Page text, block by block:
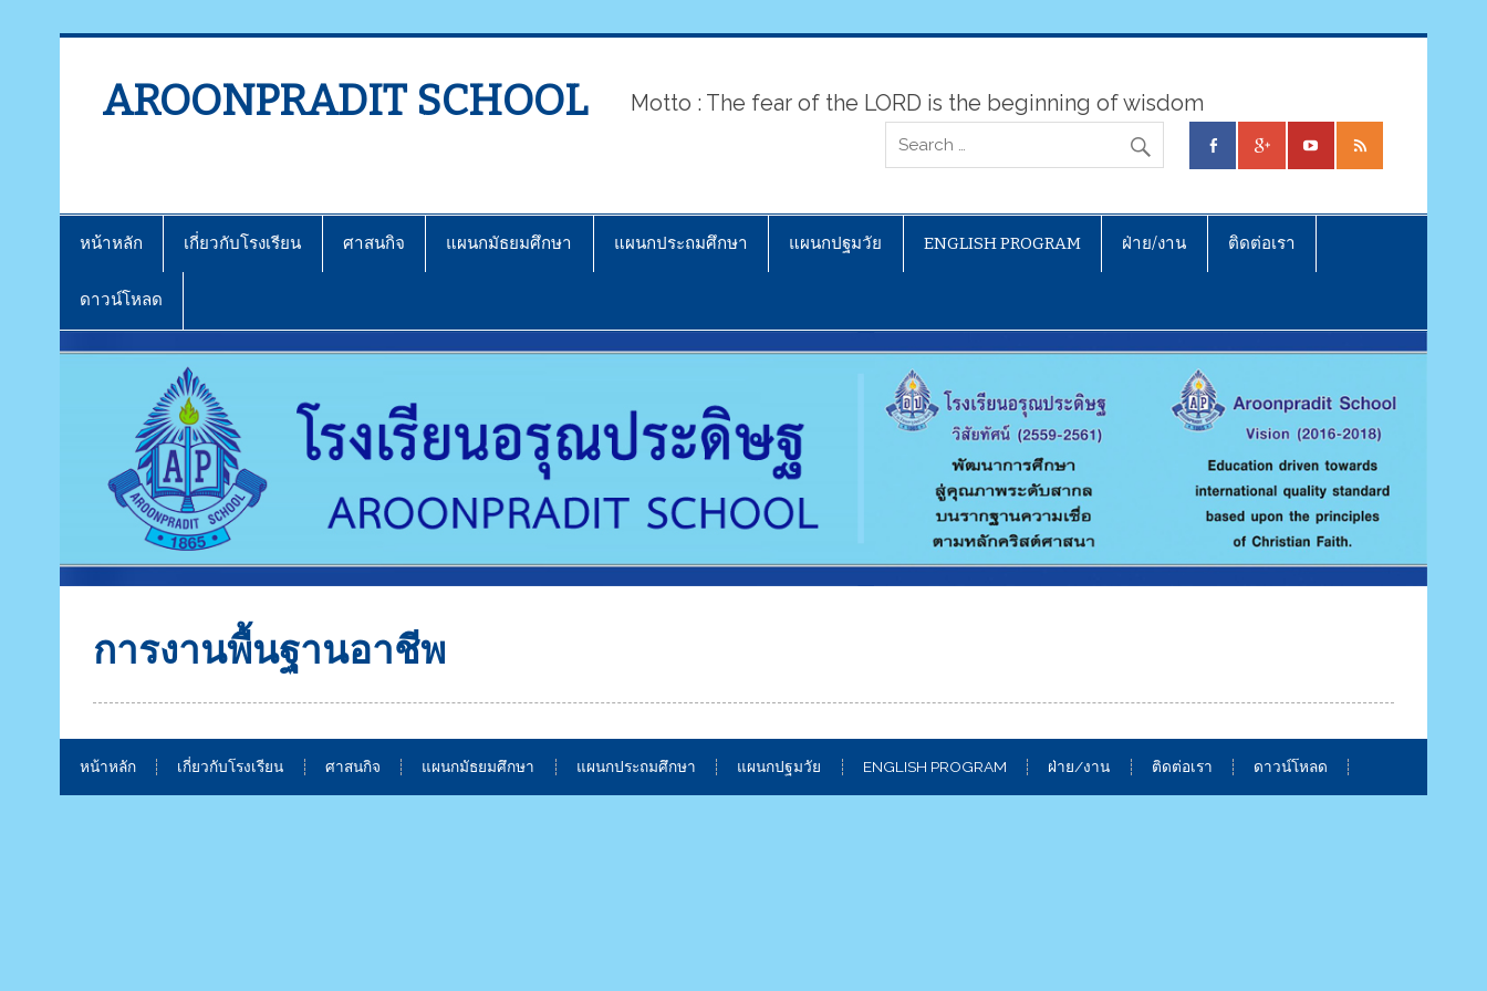
AROONPRADIT SCHOOL Motto : The fear of the LORD is the beginning of wisdom
หน้าหลัก เกี่ยวกับโรงเรียน ศาสนกิจ แผนกมัธยมศึกษา แผนกประถมศึกษา แผนกปฐมวัย ENGLISH PROGRAM ฝ่าย/งาน ติดต่อเรา
ดาวน์โหลด
การงานพื้นฐานอาชีพ
หน้าหลัก เกี่ยวกับโรงเรียน ศาสนกิจ แผนกมัธยมศึกษา แผนกประถมศึกษา แผนกปฐมวัย ENGLISH PROGRAM ฝ่าย/งาน ติดต่อเรา ดาวน์โหลด